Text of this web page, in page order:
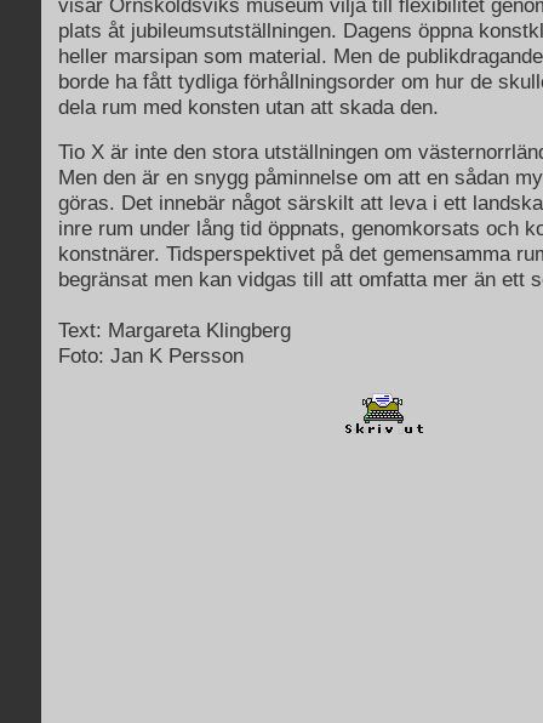
visar Örnsköldsviks museum vilja till flexibilitet
plats åt jubileumsutställningen. Dagens öppna
heller marsipan som material. Men de
borde ha fått tydliga förhållningsorder om hur de
dela rum med konsten utan att skada den.
Tio X är inte den stora utställningen om
Men den är en snygg påminnelse om att en sådan
göras. Det innebär något särskilt att leva i ett
inre rum under lång tid öppnats, genomkorsats och
konstnärer. Tidsperspektivet på det gemensamma
begränsat men kan vidgas till att omfatta mer än ett
Text: Margareta Klingberg
Foto: Jan K Persson